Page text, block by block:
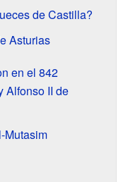
de Castilla?
Asturias
en el 842
Alfonso II de
Mutasim